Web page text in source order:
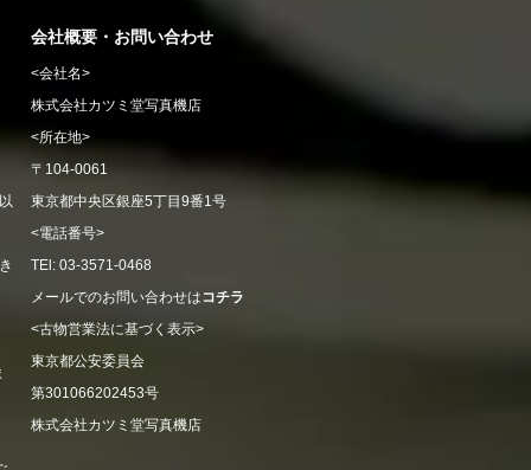
会社概要・お問い合わせ
<会社名>
株式会社カツミ堂写真機店
<所在地>
〒104-0061
東京都中央区銀座5丁目9番1号
<電話番号>
TEl: 03-3571-0468
メールでのお問い合わせはコチラ
<古物営業法に基づく表示>
東京都公安委員会
第301066202453号
株式会社カツミ堂写真機店